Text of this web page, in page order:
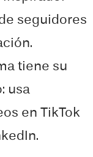
seguidores
tiene su
usa
en TikTok